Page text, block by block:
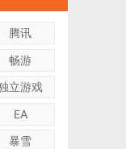
腾讯
畅游
立游戏
EA
暴雪